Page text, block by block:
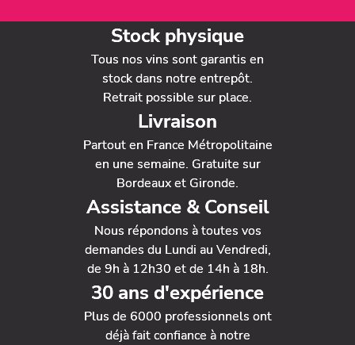
Stock physique
Tous nos vins sont garantis en
stock dans notre entrepôt.
Retrait possible sur place.
Livraison
Partout en France Métropolitaine
en une semaine. Gratuite sur
Bordeaux et Gironde.
Assistance & Conseil
Nous répondons à toutes vos
demandes du Lundi au Vendredi,
de 9h à 12h30 et de 14h à 18h.
30 ans d'expérience
Plus de 6000 professionnels ont
déjà fait confiance à notre